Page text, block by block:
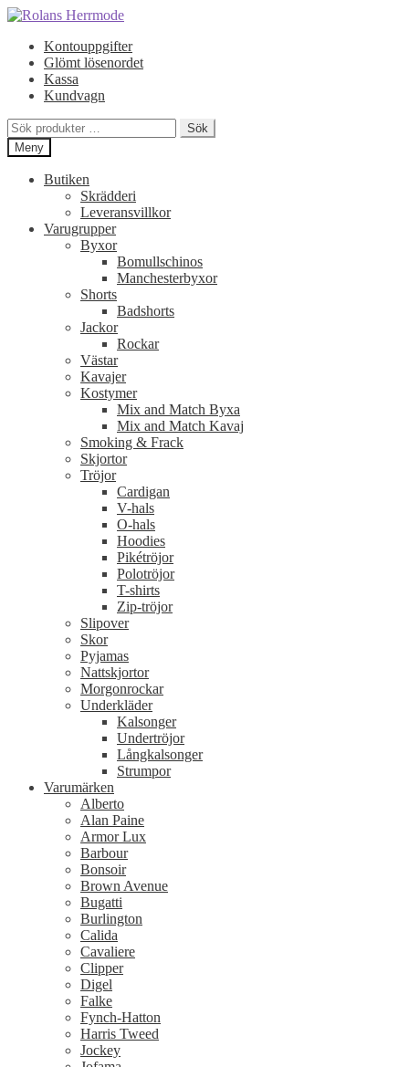
Hoppa
navigering
Hoppa
innehållKontouppgifter
Glömt lösenordet
Kassa
Kundvagn
Sök
efter:
Sök
Meny
Butiken
Skrädderi
Leveransvillkor
Varugrupper
Byxor
Bomullschinos
Manchesterbyxor
Shorts
Badshorts
Jackor
Rockar
Västar
Kavajer
Kostymer
Mix and Match Byxa
Mix and Match Kavaj
Smoking & Frack
Skjortor
Tröjor
Cardigan
V-hals
O-hals
Hoodies
Pikétröjor
Polotröjor
T-shirts
Zip-tröjor
Slipover
Skor
Pyjamas
Nattskjortor
Morgonrockar
Underkläder
Kalsonger
Undertröjor
Långkalsonger
Strumpor
Varumärken
Alberto
Alan Paine
Armor Lux
Barbour
Bonsoir
Brown Avenue
Bugatti
Burlington
Calida
Cavaliere
Clipper
Digel
Falke
Fynch-Hatton
Harris Tweed
Jockey